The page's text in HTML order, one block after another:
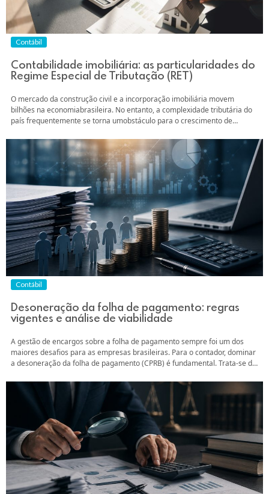
Contábil
Contabilidade imobiliária: as particularidades do
Regime Especial de Tributação (RET)
O mercado da construção civil e a incorporação imobiliária movem
bilhões na economiabrasileira. No entanto, a complexidade tributária do
país frequentemente se torna umobstáculo para o crescimento de
nicho, dominar as ferramentas de elisão fiscal é mais que um diferencial;
éuma necessidade para o dia a dia...
Contábil
Desoneração da folha de pagamento: regras
vigentes e análise de viabilidade
A gestão de encargos sobre a folha de pagamento sempre foi um dos
maiores desafios para as empresas brasileiras. Para o contador, dominar
a desoneração da folha de pagamento (CPRB) é fundamental. Trata-se da
diretamente o fluxo de caixa e a competitividade do cliente. Neste